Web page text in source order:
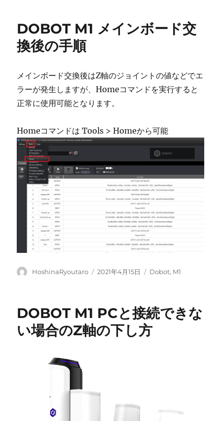
ー
DOBOT M1 メインボード交
換後の手順
メインボード交換後はZ軸のジョイントの値などでエ
ラーが発生しますが、Homeコマンドを実行すると
正常に使用可能となります。
Homeコマンドは Tools > Homeから可能
投
HoshinaRyoutaro
投
2021年4月15日
カ
ー
Dobot, M1
DOBOT M1 PCと接続できな
い場合のZ軸の下し方